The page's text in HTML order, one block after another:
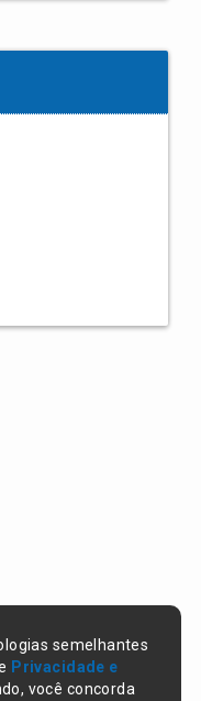
semelhantes
Privacidade e
você concorda